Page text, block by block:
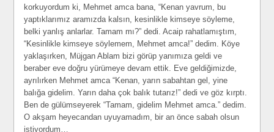
korkuyordum ki, Mehmet amca bana, “Kenan yavrum, bu
yaptıklarımız aramızda kalsın, kesinlikle kimseye söyleme,
belki yanlış anlarlar. Tamam mı?” dedi. Acaip rahatlamıştım,
“Kesinlikle kimseye söylemem, Mehmet amca!” dedim. Köye
yaklaşırken, Müjgan Ablam bizi görüp yanımıza geldi ve
beraber eve doğru yürümeye devam ettik. Eve geldiğimizde,
ayrılırken Mehmet amca “Kenan, yarın sabahtan gel, yine
balığa gidelim. Yarın daha çok balık tutarız!” dedi ve göz kırptı.
Ben de gülümseyerek “Tamam, gidelim Mehmet amca.” dedim.
O akşam heyecandan uyuyamadım, bir an önce sabah olsun
istiyordum…